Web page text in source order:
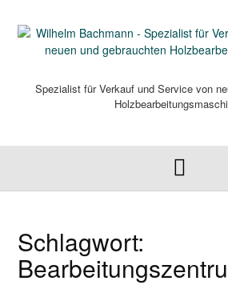
content
Spezialist für Verkauf und Service von
Schlagwort: